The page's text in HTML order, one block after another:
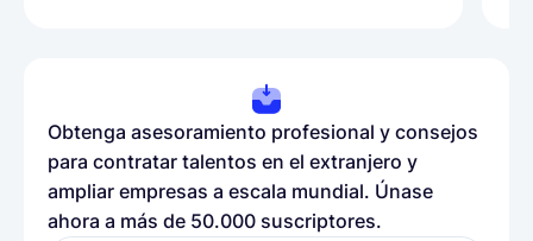
Obtenga asesoramiento profesional y consejos
para contratar talentos en el extranjero y
ampliar empresas a escala mundial. Únase
ahora a más de 50.000 suscriptores.